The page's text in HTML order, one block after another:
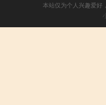
本站仅为个人兴趣爱好